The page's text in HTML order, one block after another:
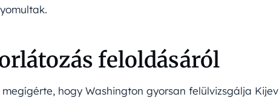
feloldásáról
hogy Washington gyorsan felülvizsgálja Kijev